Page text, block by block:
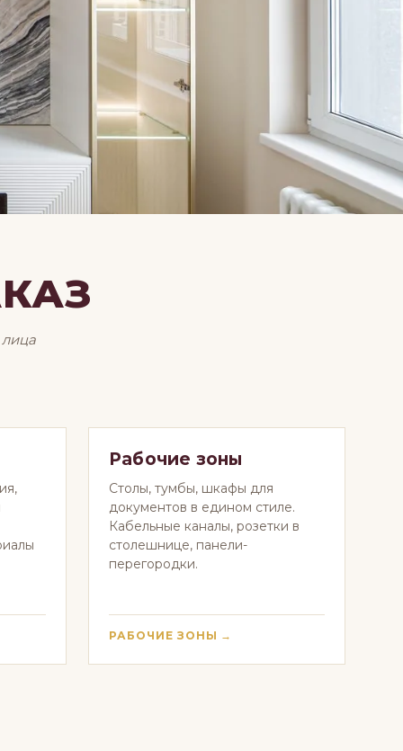
Рабочие зоны
Столы, тумбы, шкафы для
документов в едином стиле.
Кабельные каналы, розетки в
столешнице, панели-
перегородки.
РАБОЧИЕ ЗОНЫ →